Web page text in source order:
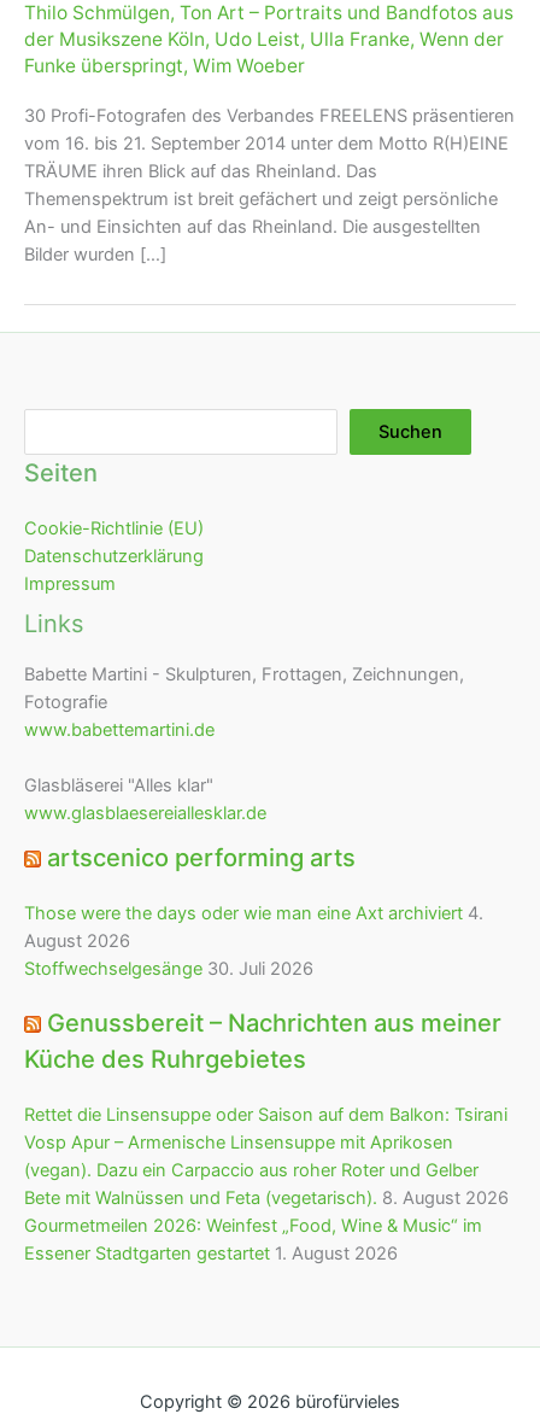
Thilo Schmülgen, Ton Art – Portraits und Bandfotos aus
der Musikszene Köln, Udo Leist, Ulla Franke, Wenn der
Funke überspringt, Wim Woeber
30 Profi-Fotografen des Verbandes FREELENS präsentieren
vom 16. bis 21. September 2014 unter dem Motto R(H)EINE
TRÄUME ihren Blick auf das Rheinland. Das
Themenspektrum ist breit gefächert und zeigt persönliche
An- und Einsichten auf das Rheinland. Die ausgestellten
Bilder wurden […]
Suchen
Seiten
Cookie-Richtlinie (EU)
Datenschutzerklärung
Impressum
Links
Babette Martini - Skulpturen, Frottagen, Zeichnungen,
Fotografie
www.babettemartini.de
Glasbläserei "Alles klar"
www.glasblaesereiallesklar.de
artscenico performing arts
Those were the days oder wie man eine Axt archiviert 4.
August 2026
Stoffwechselgesänge 30. Juli 2026
Genussbereit – Nachrichten aus meiner
Küche des Ruhrgebietes
Rettet die Linsensuppe oder Saison auf dem Balkon: Tsirani
Vosp Apur – Armenische Linsensuppe mit Aprikosen
(vegan). Dazu ein Carpaccio aus roher Roter und Gelber
Bete mit Walnüssen und Feta (vegetarisch). 8. August 2026
Gourmetmeilen 2026: Weinfest „Food, Wine & Music“ im
Essener Stadtgarten gestartet 1. August 2026
Copyright © 2026 bürofürvieles